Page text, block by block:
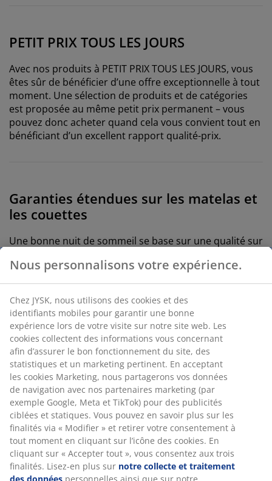
PETIT PRIX TOUS LES JOURS
Avec nos produits à PETIT PRIX TOUS LES JOURS, vous
êtes sûr de bénéficier d’une offre exceptionnelle à tout
moment. Une sélection de produits et de catégories
est proposée au même petit prix permanent – vous
pouvez donc acheter quand cela vous convient tout en
bénéficiant d’un excellent rapport qualité-prix.
Garanties étendues sur les matelas et
les couettes
Une bonne nuit de sommeil se base sur une qualité sur
proposons des garanties étendues sur certains
matelas et couettes, vous offrant ainsi une
sérénité supplémentaire lorsque vous investissez dans
le confort. Ces garanties reflètent notre engagement à
offrir des produits de qualité fiable, conçus pour
résister à une utilisation quotidienne qui dure
longtemps.
Garantie étendue sur les matelas
Nous proposons une garantie étendue de 15 ou 25 ans
sur plusieurs modèles de matelas :
• Matelas à ressorts : Garantie de 15 ans sur la gamme
PLUS et de 25 ans sur la gamme GOLD
• Matelas à ressorts ensachés : Garantie de 15 ans sur
Nous personnalisons votre expérience.
Chez JYSK, nous utilisons des cookies et des
identifiants mobiles pour garantir une bonne
expérience lors de votre visite sur notre site web. Les
cookies collectent des informations vous concernant
afin d’assurer le bon fonctionnement du site, des
statistiques et un marketing pertinent. En acceptant
les cookies Marketing, nous partagerons vos données
de navigation avec nos partenaires marketing (par
exemple Google, Meta et TikTok) pour des publicités
ciblées et statiques. Vous pouvez en savoir plus sur les
finalités via « Modifier » et retirer votre consentement à
tout moment en cliquant sur l’icône des cookies. En
cliquant sur « Accepter tout », vous consentez aux trois
finalités. Lisez-en plus sur notre collecte et traitement